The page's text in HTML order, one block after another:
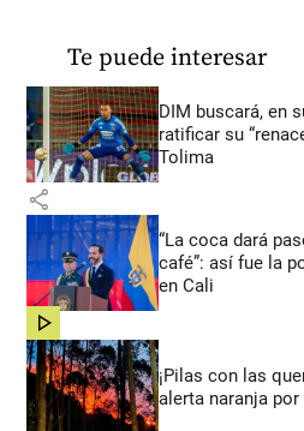
Te puede interesar
DIM buscará, en
ratificar su
Tolima
share
“La coca dará
café”: así fue la
en Cali
share
¡Pilas con las
alerta naranja